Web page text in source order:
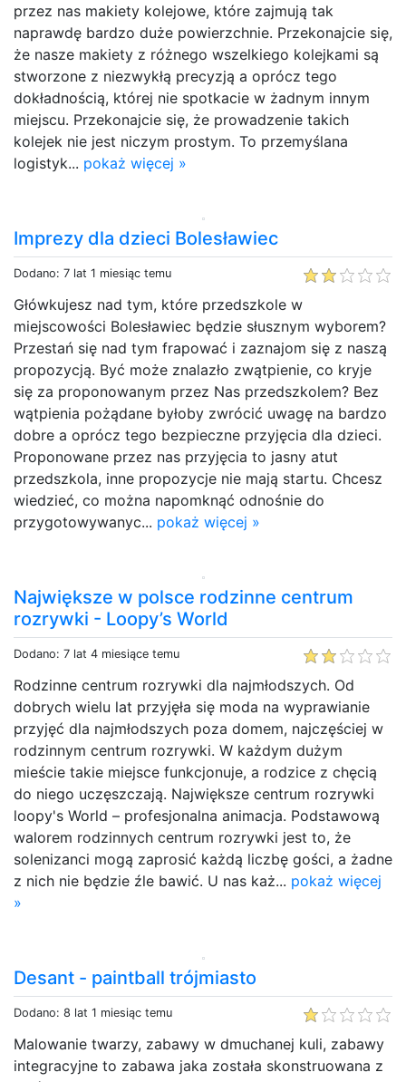
przez nas makiety kolejowe, które zajmują tak
naprawdę bardzo duże powierzchnie. Przekonajcie się,
że nasze makiety z różnego wszelkiego kolejkami są
stworzone z niezwykłą precyzją a oprócz tego
dokładnością, której nie spotkacie w żadnym innym
miejscu. Przekonajcie się, że prowadzenie takich
kolejek nie jest niczym prostym. To przemyślana
logistyk... pokaż więcej »
Imprezy dla dzieci Bolesławiec
Dodano: 7 lat 1 miesiąc temu
Główkujesz nad tym, które przedszkole w
miejscowości Bolesławiec będzie słusznym wyborem?
Przestań się nad tym frapować i zaznajom się z naszą
propozycją. Być może znalazło zwątpienie, co kryje
się za proponowanym przez Nas przedszkolem? Bez
wątpienia pożądane byłoby zwrócić uwagę na bardzo
dobre a oprócz tego bezpieczne przyjęcia dla dzieci.
Proponowane przez nas przyjęcia to jasny atut
przedszkola, inne propozycje nie mają startu. Chcesz
wiedzieć, co można napomknąć odnośnie do
przygotowywanyc... pokaż więcej »
Największe w polsce rodzinne centrum
rozrywki - Loopy’s World
Dodano: 7 lat 4 miesiące temu
Rodzinne centrum rozrywki dla najmłodszych. Od
dobrych wielu lat przyjęła się moda na wyprawianie
przyjęć dla najmłodszych poza domem, najczęściej w
rodzinnym centrum rozrywki. W każdym dużym
mieście takie miejsce funkcjonuje, a rodzice z chęcią
do niego uczęszczają. Największe centrum rozrywki
loopy's World – profesjonalna animacja. Podstawową
walorem rodzinnych centrum rozrywki jest to, że
solenizanci mogą zaprosić każdą liczbę gości, a żadne
z nich nie będzie źle bawić. U nas każ... pokaż więcej
»
Desant - paintball trójmiasto
Dodano: 8 lat 1 miesiąc temu
Malowanie twarzy, zabawy w dmuchanej kuli, zabawy
integracyjne to zabawa jaka została skonstruowana z